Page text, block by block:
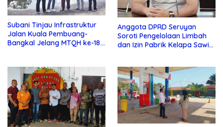
Subani Tinjau Infrastruktur
Jalan Kuala Pembuang-
Bangkal Jelang MTQH ke-18
Anggota DPRD Seruyan
Soroti Pengelolaan Limbah
dan Izin Pabrik Kelapa Sawit